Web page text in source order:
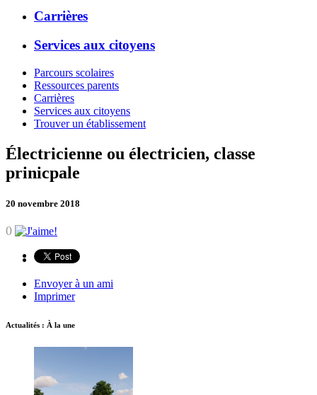
Carrières
Services aux citoyens
Parcours scolaires
Ressources parents
Carrières
Services aux citoyens
Trouver un établissement
Électricienne ou électricien, classe
prinicpale
20 novembre 2018
0
Envoyer à un ami
Imprimer
Actualités : À la une